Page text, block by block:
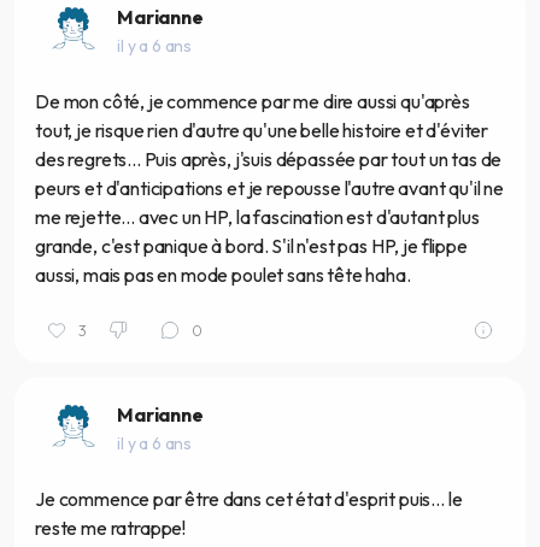
Marianne
il y a 6 ans
De mon côté, je commence par me dire aussi qu'après
tout, je risque rien d'autre qu'une belle histoire et d'éviter
des regrets... Puis après, j'suis dépassée par tout un tas de
peurs et d'anticipations et je repousse l'autre avant qu'il ne
me rejette... avec un HP, la fascination est d'autant plus
grande, c'est panique à bord. S'il n'est pas HP, je flippe
aussi, mais pas en mode poulet sans tête haha.
3 0
Marianne
il y a 6 ans
Je commence par être dans cet état d'esprit puis... le
reste me ratrappe!